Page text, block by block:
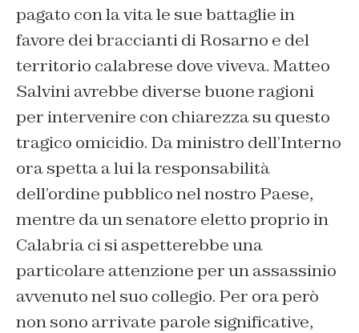
pagato con la vita le sue battaglie in
favore dei braccianti di Rosarno e del
territorio calabrese dove viveva. Matteo
Salvini avrebbe diverse buone ragioni
per intervenire con chiarezza su questo
tragico omicidio. Da ministro dell’Interno
ora spetta a lui la responsabilità
dell’ordine pubblico nel nostro Paese,
mentre da un senatore eletto proprio in
Calabria ci si aspetterebbe una
particolare attenzione per un assassinio
avvenuto nel suo collegio. Per ora però
non sono arrivate parole significative,